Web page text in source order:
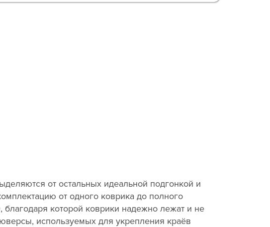
от остальных идеальной подгонкой и
от одного коврика до полного
которой коврики надежно лежат и не
используемых для укрепления краёв